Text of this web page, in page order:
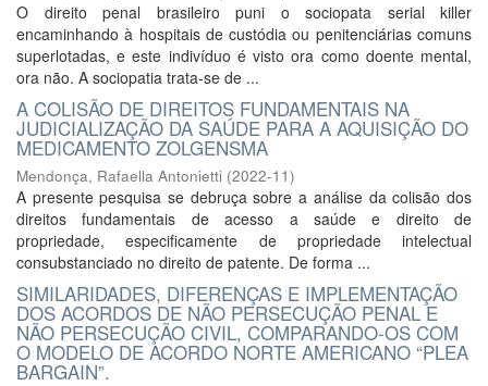
O direito penal brasileiro puni o sociopata serial killer
encaminhando à hospitais de custódia ou penitenciárias comuns
superlotadas, e este indivíduo é visto ora como doente mental,
ora não. A sociopatia trata-se de ...
A COLISÃO DE DIREITOS FUNDAMENTAIS NA
JUDICIALIZAÇÃO DA SAÚDE PARA A AQUISIÇÃO DO
MEDICAMENTO ZOLGENSMA
Mendonça, Rafaella Antonietti (2022-11)
A presente pesquisa se debruça sobre a análise da colisão dos
direitos fundamentais de acesso a saúde e direito de
propriedade, especificamente de propriedade intelectual
consubstanciado no direito de patente. De forma ...
SIMILARIDADES, DIFERENÇAS E IMPLEMENTAÇÃO
DOS ACORDOS DE NÃO PERSECUÇÃO PENAL E
NÃO PERSECUÇÃO CIVIL, COMPARANDO-OS COM
O MODELO DE ACORDO NORTE AMERICANO “PLEA
BARGAIN”.